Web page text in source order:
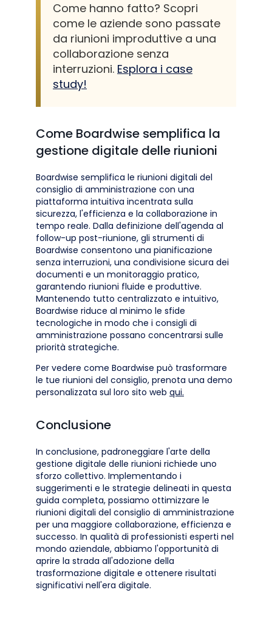
Come hanno fatto? Scopri
come le aziende sono passate
da riunioni improduttive a una
collaborazione senza
interruzioni. Esplora i case
study!
Come Boardwise semplifica la
gestione digitale delle riunioni
Boardwise semplifica le riunioni digitali del
consiglio di amministrazione con una
piattaforma intuitiva incentrata sulla
sicurezza, l'efficienza e la collaborazione in
tempo reale. Dalla definizione dell'agenda al
follow-up post-riunione, gli strumenti di
Boardwise consentono una pianificazione
senza interruzioni, una condivisione sicura dei
documenti e un monitoraggio pratico,
garantendo riunioni fluide e produttive.
Mantenendo tutto centralizzato e intuitivo,
Boardwise riduce al minimo le sfide
tecnologiche in modo che i consigli di
amministrazione possano concentrarsi sulle
priorità strategiche.
Per vedere come Boardwise può trasformare
le tue riunioni del consiglio, prenota una demo
personalizzata sul loro sito web qui.
Conclusione
In conclusione, padroneggiare l'arte della
gestione digitale delle riunioni richiede uno
sforzo collettivo. Implementando i
suggerimenti e le strategie delineati in questa
guida completa, possiamo ottimizzare le
riunioni digitali del consiglio di amministrazione
per una maggiore collaborazione, efficienza e
successo. In qualità di professionisti esperti nel
mondo aziendale, abbiamo l'opportunità di
aprire la strada all'adozione della
trasformazione digitale e ottenere risultati
significativi nell'era digitale.